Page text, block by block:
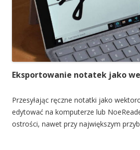
Eksportowanie notatek jako
Przesyłając ręczne notatki jako
edytować na komputerze lub
ostrości, nawet przy największym